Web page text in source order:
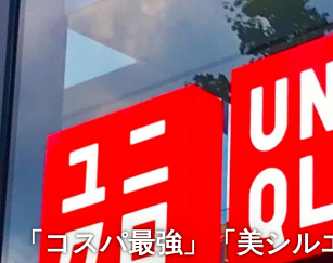
「コスパ最強」「美シル